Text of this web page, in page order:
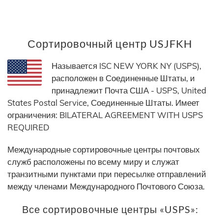
Сортировочный центр USJFKH
Называется ISC NEW YORK NY (USPS),
расположен в Соединенные Штаты, и
принадлежит Почта США - USPS, United
States Postal Service, Соединенные Штаты. Имеет
ограничения: BILATERAL AGREEMENT WITH USPS
REQUIRED
Международные сортировочные центры почтовых
служб расположены по всему миру и служат
транзитными пунктами при пересылке отправлений
между членами Международного Почтового Союза.
Все сортировочные центры «USPS»: